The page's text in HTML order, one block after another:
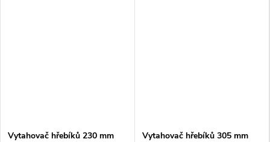
Vytahovač hřebíků 230 mm
Vytahovač hřebíků 305 mm